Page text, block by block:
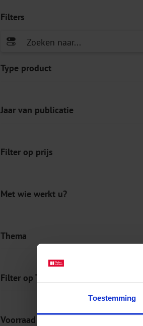
Toestemming
Filters
Type product
Jaar van publicatie
Filter op prijs
Met wie werkt u?
Thema
Filter op Tag
Voorraad